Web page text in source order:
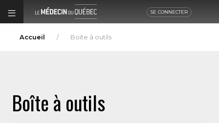
SE CONNECTER
Accueil Boite à outils
Boîte à outils